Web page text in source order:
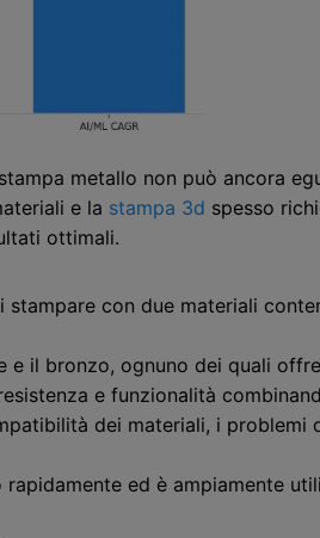
metallo non può ancora
e la stampa 3d spesso
ottimali.
con due materiali
il bronzo, ognuno dei quali
e funzionalità
dei materiali, i
ed è ampiamente